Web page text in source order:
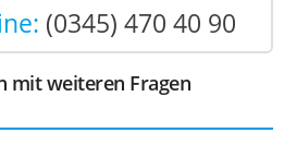
(0345) 470 40 90
mit weiteren Fragen